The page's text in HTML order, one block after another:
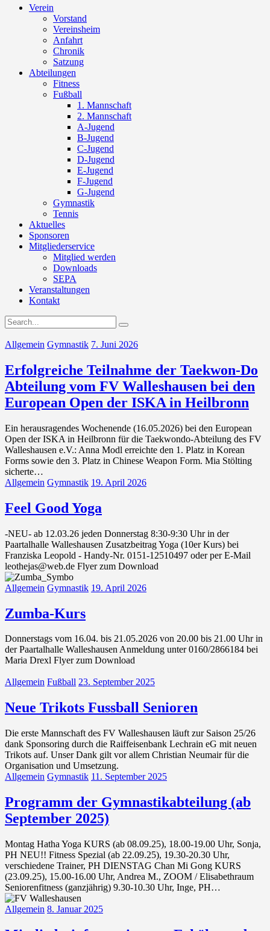
Verein
Vorstand
Vereinsheim
Anfahrt
Chronik
Satzung
Abteilungen
Fitness
Fußball
1. Mannschaft
2. Mannschaft
A-Jugend
B-Jugend
C-Jugend
D-Jugend
E-Jugend
F-Jugend
G-Jugend
Gymnastik
Tennis
Aktuelles
Sponsoren
Mitgliederservice
Mitglied werden
Downloads
SEPA
Veranstaltungen
Kontakt
Allgemein Gymnastik 7. Juni 2026
Erfolgreiche Teilnahme der Taekwon-Do
Abteilung vom FV Walleshausen bei den
European Open der ISKA in Heilbronn
Ein herausragendes Wochenende (16.05.2026) bei den European
Open der ISKA in Heilbronn für die Taekwondo-Abteilung des FV
Walleshausen e.V.: Anna Modl erreichte den 1. Platz in Korean
Forms sowie den 3. Platz in Chinese Weapon Form. Mia Stölting
sicherte…
Allgemein Gymnastik 19. April 2026
Feel Good Yoga
-NEU- ab 12.03.26 jeden Donnerstag 8:30-9:30 Uhr in der
Paartalhalle Walleshausen Zusatzbeitrag Yoga (10er Kurs) bei
Franziska Leopold - Handy-Nr. 0151-12510497 oder per E-Mail
leothejas@web.de Flyer zum Download
Allgemein Gymnastik 19. April 2026
Zumba-Kurs
Donnerstags vom 16.04. bis 21.05.2026 von 20.00 bis 21.00 Uhr in
der Paartalhalle Walleshausen Anmeldung unter 0160/2866184 bei
Maria Drexl Flyer zum Download
Allgemein Fußball 23. September 2025
Neue Trikots Fussball Senioren
Die erste Mannschaft des FV Walleshausen läuft zur Saison 25/26
dank Sponsoring durch die Raiffeisenbank Lechrain eG mit neuen
Trikots auf. Unser Dank gilt vor allem Christian Neumair für die
Organisation und Umsetzung.
Allgemein Gymnastik 11. September 2025
Programm der Gymnastikabteilung (ab
September 2025)
Montag Hatha Yoga KURS (ab 08.09.25), 18.00-19.00 Uhr, Sonja,
PH NEU!! Fitness Spezial (ab 22.09.25), 19.30-20.30 Uhr,
verschiedene Trainer, PH DIENSTAG Chan Mi Gong KURS
(23.09.25), 15.00-16.00 Uhr, Andrea M., ZOOM / Elisabethraum
Seniorenfitness (ganzjährig) 9.30-10.30 Uhr, Inge, PH…
Allgemein 8. Januar 2025